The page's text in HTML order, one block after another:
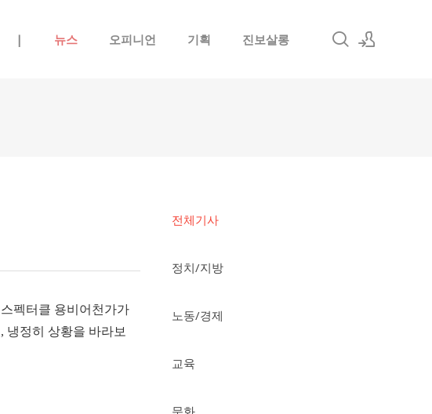
| 뉴스 오피니언 기획 진보살롱
전체기사
정치/지방
노동/경제
교육
문화
펙터클 용비어천가가
냉정히 상황을 바라보